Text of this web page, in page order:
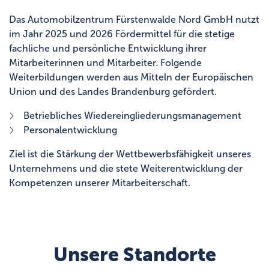
Das Automobilzentrum Fürstenwalde Nord GmbH nutzt
im Jahr 2025 und 2026 Fördermittel für die stetige
fachliche und persönliche Entwicklung ihrer
Mitarbeiterinnen und Mitarbeiter. Folgende
Weiterbildungen werden aus Mitteln der Europäischen
Union und des Landes Brandenburg gefördert.
Betriebliches Wiedereingliederungsmanagement
Personalentwicklung
Ziel ist die Stärkung der Wettbewerbsfähigkeit unseres
Unternehmens und die stete Weiterentwicklung der
Kompetenzen unserer Mitarbeiterschaft.
Unsere Standorte